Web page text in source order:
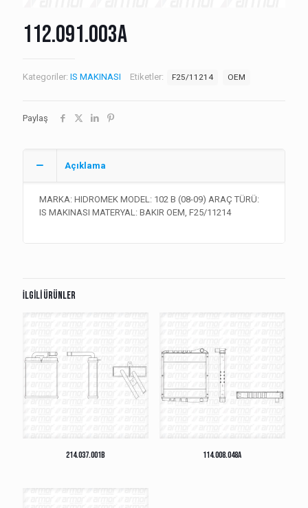
112.091.003A
Kategoriler: IS MAKINASI Etiketler: F25/11214 OEM
Paylaş
Açıklama
MARKA: HIDROMEK MODEL: 102 B (08-09) ARAÇ TÜRÜ:
IS MAKINASI MATERYAL: BAKIR OEM, F25/11214
İlgili ürünler
214.037.001B 114.008.048A